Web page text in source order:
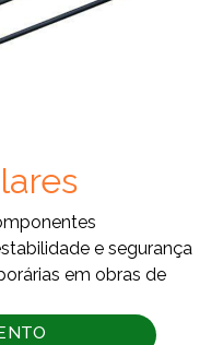
e segurança
em obras de